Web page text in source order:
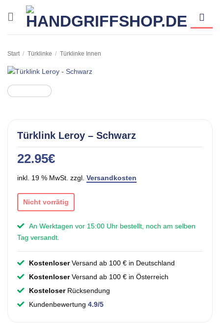
Start / Türklinke / Türklinke Innen
Türklink Leroy – Schwarz
22.95€
inkl. 19 % MwSt. zzgl. Versandkosten
Nicht vorrätig
An Werktagen vor 15:00 Uhr bestellt, noch am selben
Tag versandt.
KostenloserVersand ab 100 € in Deutschland
KostenloserVersand ab 100 € in Österreich
Kosteloser Rücksendung
Kundenbewertung 4.9/5